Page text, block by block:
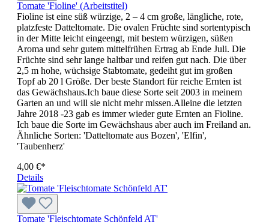
Tomate 'Fioline' (Arbeitstitel)
Fioline ist eine süß würzige, 2 – 4 cm große, längliche, rote,
platzfeste Datteltomate. Die ovalen Früchte sind sortentypisch
in der Mitte leicht eingeengt, mit bestem wür­zi­gen, süßen
Aroma und sehr gutem mittelfrühen Ertrag ab Ende Juli. Die
Früchte sind sehr lange haltbar und reifen gut nach. Die über
2,5 m hohe, wüchsige Stabtomate, gedeiht gut im großen
Topf ab 20 l Größe. Der beste Standort für rei­che Ernten ist
das Gewächs­haus.Ich baue diese Sorte seit 2003 in meinem
Garten an und will sie nicht mehr missen.Alleine die letzten
Jahre 2018 -23 gab es immer wieder gute Ernten an Fioline.
Ich baue die Sorte im Gewächshaus aber auch im Freiland an.
Ähnliche Sorten: 'Datteltomate aus Bozen', 'Elfin',
'Taubenherz'
4,00 €*
Details
Tomate 'Fleischtomate Schönfeld AT'